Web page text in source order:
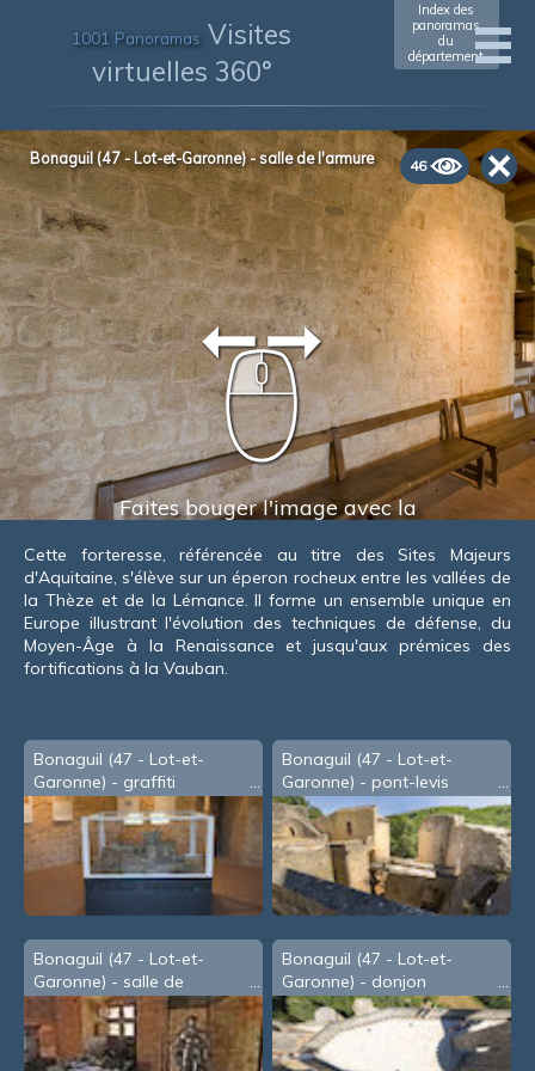
1001 Panoramas Visites
virtuelles 360°
Index des
panoramas
du
département
46
Bonaguil (47 - Lot-et-Garonne) - salle de l'armure
Faites bouger l'image avec la
Cette forteresse, référencée au titre des Sites Majeurs
d'Aquitaine, s'élève sur un éperon rocheux entre les vallées de
la Thèze et de la Lémance. Il forme un ensemble unique en
Europe illustrant l'évolution des techniques de défense, du
Moyen-Âge à la Renaissance et jusqu'aux prémices des
fortifications à la Vauban.
Bonaguil (47 - Lot-et-
Garonne) - graffiti
Bonaguil (47 - Lot-et-
Garonne) - pont-levis
Bonaguil (47 - Lot-et-
Garonne) - salle de
l'armure
Bonaguil (47 - Lot-et-
Garonne) - donjon